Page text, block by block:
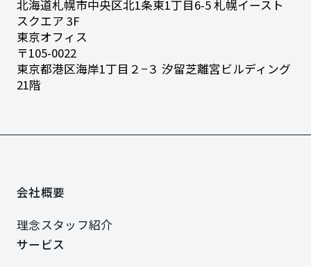
会社概要
理念
理念
スタッフ紹介
スタッフ紹介
サービス
北海道札幌市中央区北1条東1丁目6-5札幌イースト
スクエア 3F
東京オフィス
〒105-0022
東京都港区海岸1丁目２−３ 汐留芝離宮ビルディング
21階